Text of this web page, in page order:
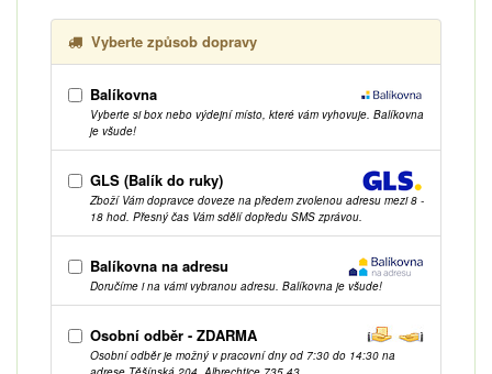
Vyberte způsob dopravy
Balíkovna
Vyberte si box nebo výdejní místo, které vám vyhovuje. Balíkovna
je všude!
GLS (Balík do ruky)
Zboží Vám dopravce doveze na předem zvolenou adresu mezi 8 -
18 hod. Přesný čas Vám sdělí dopředu SMS zprávou.
Balíkovna na adresu
Doručíme i na vámi vybranou adresu. Balíkovna je všude!
Osobní odběr - ZDARMA
Osobní odběr je možný v pracovní dny od 7:30 do 14:30 na